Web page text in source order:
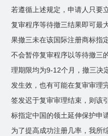
若遵循上述规定，申请人只要
复审程序等待撤三结果即可最
果撤三未在该国际注册商标指
不会暂停复审程序以等待撤三
理期限均为9-12个月，撤三决
发生效，也有可能在复审审理
签发迟于复审审理结束，则该
标指定中国的领土延伸保护申请
为了提高成功注册几率，我所